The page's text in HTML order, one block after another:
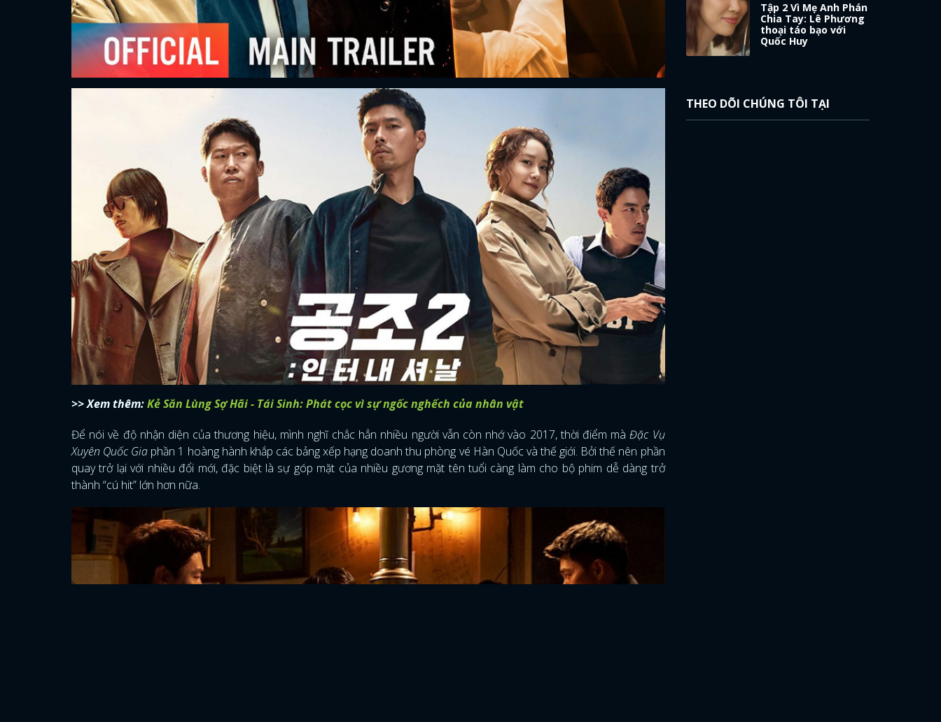
>> Xem thêm:Kẻ Săn Lùng Sợ Hãi - Tái Sinh: Phát cọc vì sự ngốc nghếch của nhân vật
Để nói về độ nhận diện của thương hiệu, mình nghĩ chắc hẳn nhiều người vẫn còn nhớ vào 2017, thời điểm màĐặc Vụ
Xuyên Quốc Gia phần 1 hoàng hành khắp các bảng xếp hạng doanh thu phòng vé Hàn Quốc và thế giới. Bởi thế nên phần
quay trở lại với nhiều đổi mới, đặc biệt là sự góp mặt của nhiều gương mặt tên tuổi càng làm cho bộ phim dễ dàng trở
thành “cú hit” lớn hơn nữa.
Tập 2 Vì Mẹ Anh Phán
Chia Tay: Lê Phương
thoại táo bạo với
Quốc Huy
THEO DÕI CHÚNG TÔI TẠI